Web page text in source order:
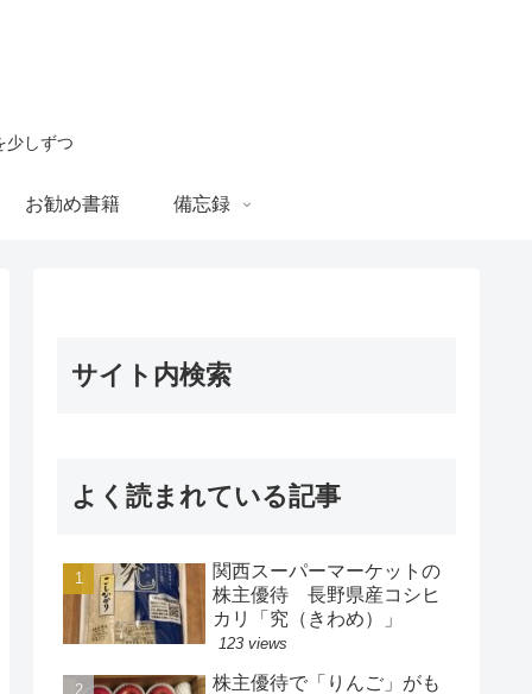
少しずつ
お勧め書籍 備忘録
サイト内検索
よく読まれている記事
関西スーパーマーケットの
株主優待 長野県産コシヒ
カリ「究（きわめ）」
123 views
株主優待で「りんご」がも